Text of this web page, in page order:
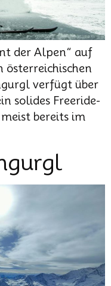
der Alpen“ auf
österreichischen
verfügt über
solides Freeride-
bereits im